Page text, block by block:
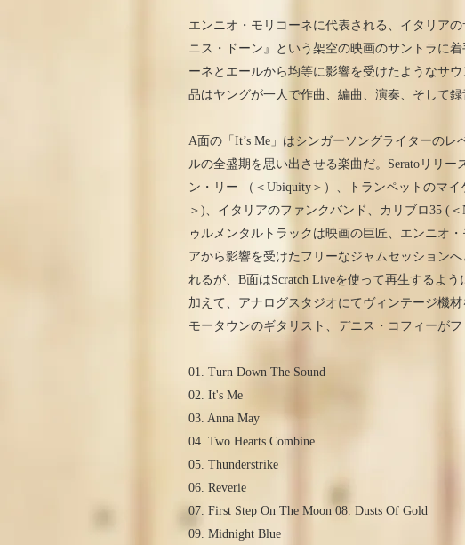
エンニオ・モリコーネに代表される、イタリア
ニス・ドーン』という架空の映画のサントラに
ーネとエールから均等に影響を受けたようなサ
品はヤングが一人で作曲、編曲、演奏、そして録
A面の「It’s Me」はシンガーソングライターの
ルの全盛期を思い出させる楽曲だ。Seratoリリ
ン・リー （＜Ubiquity＞）、トランペットのマ
＞)、イタリアのファンクバンド、カリブロ35 (
ゥルメンタルトラックは映画の巨匠、エンニオ
アから影響を受けたフリーなジャムセッション
れるが、B面はScratch Liveを使って再生するよう
加えて、アナログスタジオにてヴィンテージ機
モータウンのギタリスト、デニス・コフィーがフ
01. Turn Down The Sound
02. It's Me
03. Anna May
04. Two Hearts Combine
05. Thunderstrike
06. Reverie
07. First Step On The Moon 08. Dusts Of Gold
09. Midnight Blue